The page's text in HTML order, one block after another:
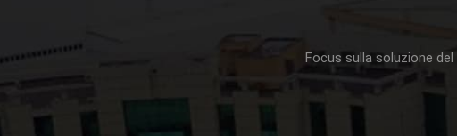
Focus sulla soluzione